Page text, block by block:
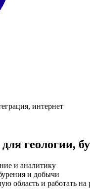
интернет
геологии,
и аналитику
область и работать на